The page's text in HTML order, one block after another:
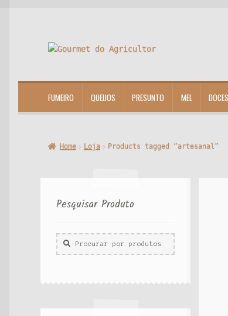
Ir
Saltar
FUMEIRO QUEIJOS PRESUNTO MEL
Home Loja Products tagged “artesanal”
Pesquisar Produto
Procurar
por: